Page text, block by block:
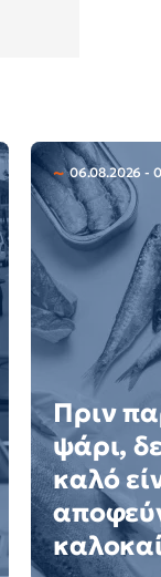
06.08.2026 -
Πριν
ψάρι,
καλό